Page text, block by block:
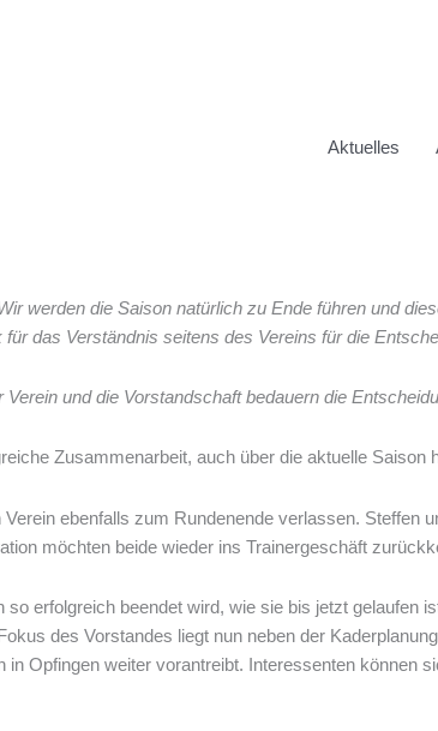
Aktuelles
werden die Saison natürlich zu Ende führen und
das Verständnis seitens des Vereins für die
Verein und die Vorstandschaft bedauern die
Zusammenarbeit, auch über die aktuelle
ebenfalls zum Rundenende verlassen.
möchten beide wieder ins Trainergeschäft
erfolgreich beendet wird, wie sie bis jetzt
des Vorstandes liegt nun neben der
Opfingen weiter vorantreibt. Interessenten können